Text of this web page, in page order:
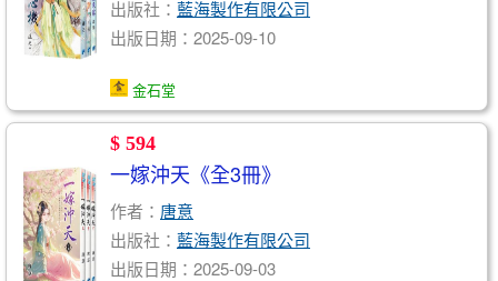
出版社： 藍海製作有限公司
出版日期：2025-09-10
金石堂
$ 594
一嫁沖天《全3冊》
作者： 唐意
出版社： 藍海製作有限公司
出版日期：2025-09-03